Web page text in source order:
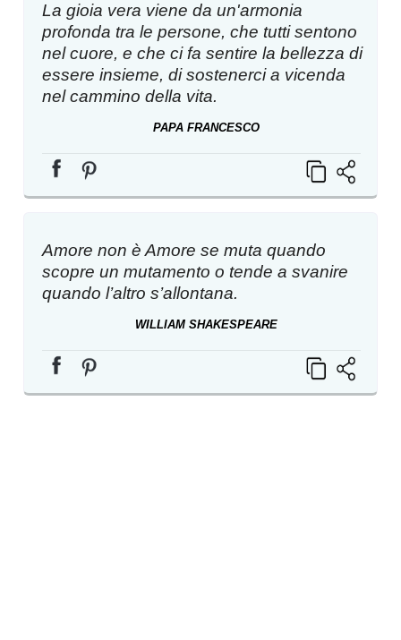
La gioia vera viene da un'armonia
profonda tra le persone, che tutti sentono
nel cuore, e che ci fa sentire la bellezza di
essere insieme, di sostenerci a vicenda
nel cammino della vita.
PAPA FRANCESCO
Amore non è Amore se muta quando
scopre un mutamento o tende a svanire
quando l’altro s’allontana.
WILLIAM SHAKESPEARE